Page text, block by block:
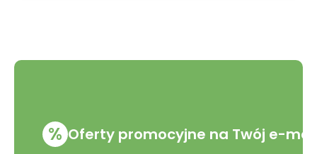
% Oferty promocyjne na Twój e-mail